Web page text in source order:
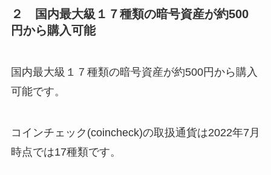
２ 国内最大級１７種類の暗号資産が約500
円から購入可能
国内最大級１７種類の暗号資産が約500円から購入
可能です。
コインチェック (coincheck)の取扱通貨は2022年7 月
時点では17種類です。